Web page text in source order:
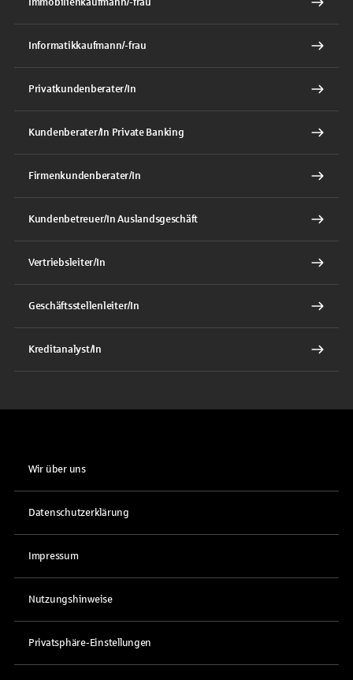
Informatikkaufmann/-frau
Privatkundenberater/In
Kundenberater/In Private Banking
Firmenkundenberater/In
Kundenbetreuer/In Auslandsgeschäft
Vertriebsleiter/In
Geschäftsstellenleiter/In
Kreditanalyst/In
Wir über uns
Datenschutzerklärung
Impressum
Nutzungshinweise
Privatsphäre-Einstellungen